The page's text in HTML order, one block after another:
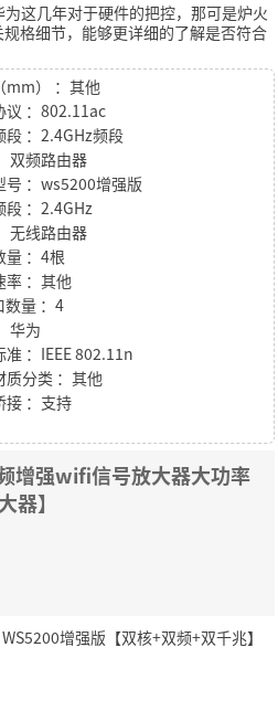
这几年对于硬件的把控，那可是炉火
格细节，能够更详细的了解是否符合
mm） ：其他
议 ：802.11ac
段 ：2.4GHz频段
双频路由器
号 ：ws5200增强版
段 ：2.4GHz
无线路由器
量 ：4根
率 ：其他
数量 ：4
华为
准 ：IEEE 802.11n
质分类 ：其他
接 ：支持
增强wifi信号放大器大功率
】
增强版【双核+双频+双千兆】